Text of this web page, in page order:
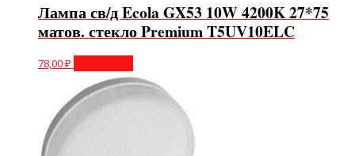
Лампа св/д Ecola GX53 10W 4200K 27*75
матов. стекло Premium T5UV10ELC
78,00₽